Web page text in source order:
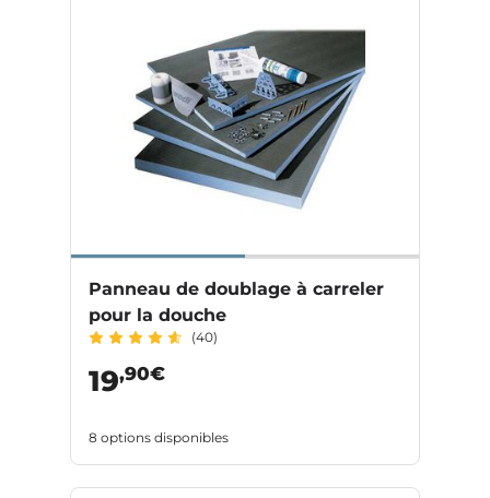
Panneau de doublage à carreler
pour la douche
(40)
19,90€
8 options disponibles